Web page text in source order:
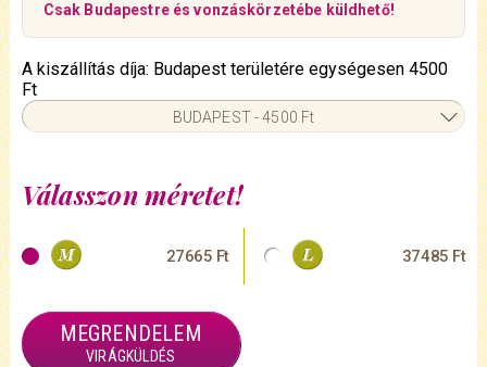
Csak Budapestre és vonzáskörzetébe küldhető!
Válasszon méretet!
27665 Ft 37485 Ft
MEGRENDELEM
VIRÁGKÜLDÉS
A kiszállítás díja: Budapest területére egységesen 4500
Ft
BUDAPEST - 4500 Ft